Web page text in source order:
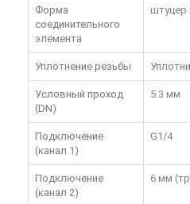
Форма
соединительного
элемента
штуцер
Уплотнение резьбы
Условный проход
(DN)
5.3 мм
Подключение
(канал 1)
G1/4
Подключение
(канал 2)
6 мм